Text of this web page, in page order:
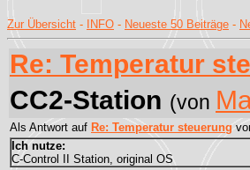
Zur Übersicht - INFO - Neueste 50 Beiträge -
Re: Temperatur
CC2-Station (von
Als Antwort auf Re: Temperatur steuerung
Ich nutze:
C-Control II Station, original OS